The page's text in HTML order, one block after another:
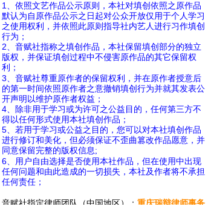
1、依照文艺作品公示原则，本社对填创依照之原作品
默认为自原作品公示之日起对公众开放仅用于个人学习
之使用权利，并依照此原则指导社内艺人进行习作填创
行为；
2、音赋社指称之填创作品，本社保留填创部分的独立
版权，并保证填创过程中不侵害原作品的其它保留权
利；
3、音赋社尊重原作者的保留权利，并在原作者授意后
的第一时间依照原作者之意撤销填创行为并就其发表公
开声明以维护原作者权益；
4、除非用于学习或为许可之公益目的，任何第三方不
得以任何形式使用本社填创作品；
5、若用于学习或公益之目的，您可以对本社填创作品
进行修订和美化，但必须保证不歪曲篡改作品愿意，并
同意保留完整的版权信息;
6、用户自由选择是否使用本社作品，但在使用中出现
任何问题和由此造成的一切损失，本社及作者将不承担
任何责任；
音赋社指定律师团队（中国地区）： 重庆瑞辩律师事务